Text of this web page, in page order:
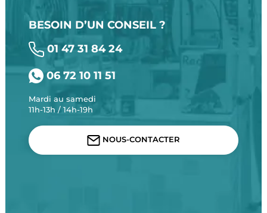
BESOIN D’UN CONSEIL ?
01 47 31 84 24
06 72 10 11 51
Mardi au samedi
11h-13h / 14h-19h
NOUS-CONTACTER